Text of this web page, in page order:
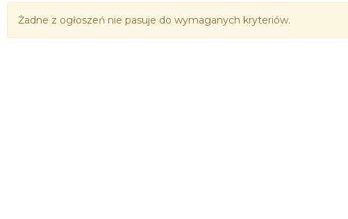
Żadne z ogłoszeń nie pasuje do wymaganych kryteriów.